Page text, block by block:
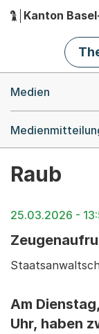
Hauptnavigation
Kanton
Medien
Raub
25.03.2026 -
Am
Uhr, haben